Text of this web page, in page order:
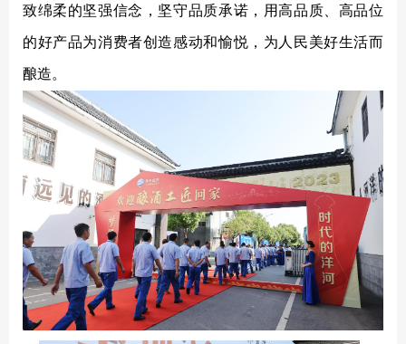
致绵柔的坚强信念，坚守品质承诺，用高品质、高品位
的好产品为消费者创造感动和愉悦，为人民美好生活而
酿造。